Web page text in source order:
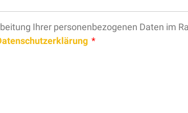
Ihrer personenbezogenen Daten im